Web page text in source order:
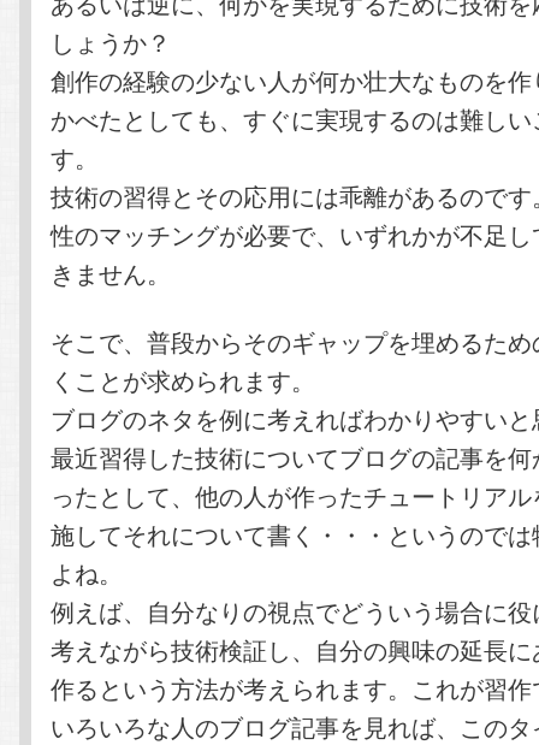
しょうか？
創作の経験の少ない人が何か壮大なものを
かべたとしても、すぐに実現するのは難し
す。
技術の習得とその応用には乖離があるので
性のマッチングが必要で、いずれかが不足
きません。
そこで、普段からそのギャップを埋めるた
くことが求められます。
ブログのネタを例に考えればわかりやすい
最近習得した技術についてブログの記事を
ったとして、他の人が作ったチュートリア
施してそれについて書く・・・というので
よね。
例えば、自分なりの視点でどういう場合に
考えながら技術検証し、自分の興味の延長
作るという方法が考えられます。これが習
いろいろな人のブログ記事を見れば、この